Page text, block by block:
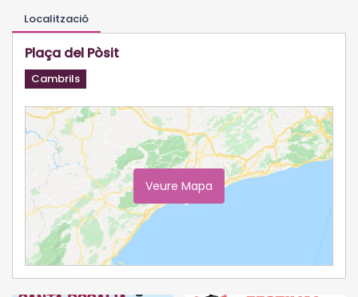
Localització
Plaça del Pòsit
Cambrils
Veure Mapa